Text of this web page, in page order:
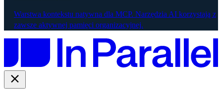
Warstwa kontekstu natywna dla MCP. Narzędzia AI korzystają z
zawsze aktywnej pamięci organizacyjnej.